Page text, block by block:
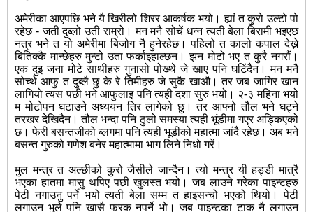
अमेरीका आएपछि भने यै खिरीलो शिरर आकर्षक भयो। ह्यां त कुरो उल्टो पो
रहेछ - जती दुब्लो उती राम्रो। मन मनै सोचें धन्न त्यती बेला बिरामी भइएछ
नत्र भने त यो अमेरीमा बिजोग नै हुनेरहेछ। पहिलो त कालो कपाल देख्ने
बितिक्कै मान्छेहरु मुन्टो उता फर्काइहाल्छन। झन मोटो भए त कुरै नगरौं।
एक दुइ जना मोटे साथीहरु गुनासो पोख्थे जे खाए पनि घटिंदैन। मन मनै
सोच्थे आफु त दुब्लै छु के रे तिमीहरु जे सुकै खाऔ। तर जब जागिर खान
लागियो त्यस पछी भने आफुलाइ पनि त्यही दशा सुरु भयो। २-३ महिना भयो
म मोटोपन घटाउने अध्ययन तिर लागेको छु। तर आफ्नो तौल भने घट्ने
तरखर देखिदैन। तौल भन्दा पनि ठुलो समस्या त्यही भूंडीमा गएर अड्किएको
छ। फेरी बसन्तजीको ब्लगमा पनि त्यही भूडीको महात्मा जांदै रहेछ। अब भने
बसन्त गुरुको गणेश बनेर महात्मामा भाग लिने निधो गरें।
मुल मन्त्र त अल्छीको कुरो जैसीले जान्दैन। त्यो मन्त्र यी हड्डी मात्रै
भएका हातमा मासु थपिए पछी खुलस्त भयो। जब लाउने गरेका पाइन्टहरु
पेटी नगाउनु पर्ने भयो त्यती बेला सम्म त हाइसन्चो भएको थियो। पेटी
लगाउन भुले पनि खासै फरक नपर्ने भो। जब पाइन्टका टाक नै लगाउन